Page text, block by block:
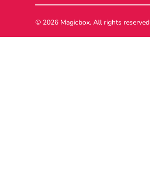
© 2026 Magicbox. All rights reserved